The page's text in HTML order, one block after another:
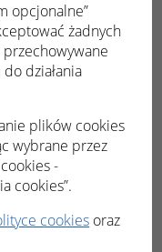
sesji
oraz
z działaniami
opcjonalne”
żadnych
działania
plików cookies
wybrane przez
-
cookies”.
cookies oraz